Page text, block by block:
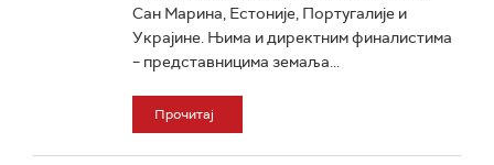
Сан Марина, Естоније, Португалије и
Украјине. Њима и директним финалистима
– представницима земаља...
Прочитај